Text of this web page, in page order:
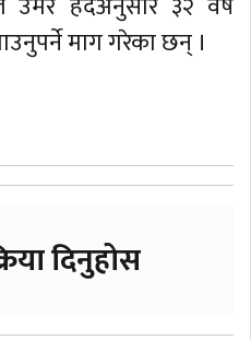
माग गरेका छन् ।
दिनुहोस